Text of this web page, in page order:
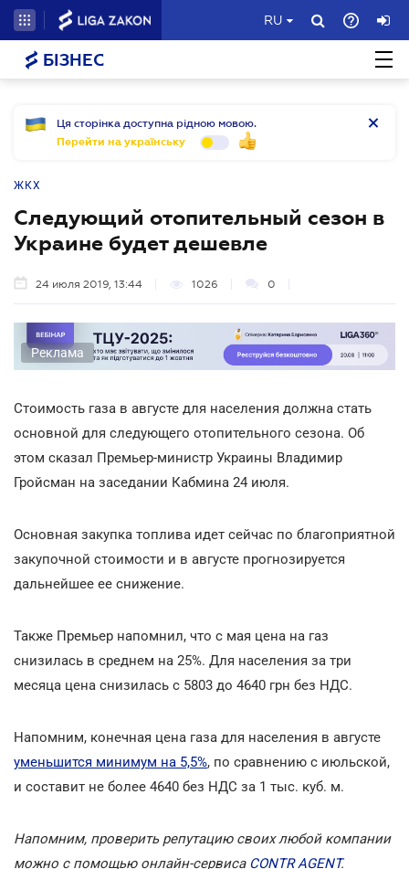
RU
БІЗНЕС
Ця сторінка доступна рідною мовою.
Перейти на українську
ЖКХ
Следующий отопительный сезон в
Украине будет дешевле
24 июля 2019, 13:44 1026 0
Реклама
Стоимость газа в августе для населения должна стать
основной для следующего отопительного сезона. Об
этом сказал Премьер-министр Украины Владимир
Гройсман на заседании Кабмина 24 июля.
Основная закупка топлива идет сейчас по благоприятной
закупочной стоимости и в августе прогнозируется
дальнейшее ее снижение.
Также Премьер напомнил, что с мая цена на газ
снизилась в среднем на 25%. Для населения за три
месяца цена снизилась с 5803 до 4640 грн без НДС.
Напомним, конечная цена газа для населения в августе
уменьшится минимум на 5,5%, по сравнению с июльской,
и составит не более 4640 без НДС за 1 тыс. куб. м.
Напомним, проверить репутацию своих любой компании
можно с помощью онлайн-сервиса CONTR AGENT.